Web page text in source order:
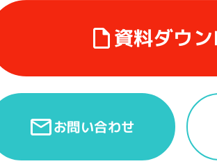
資料ダウ
お問い合わせ